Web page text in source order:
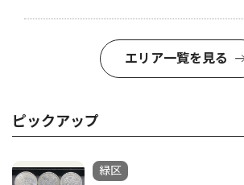
エリア一覧を見る
ピックアップ
緑区